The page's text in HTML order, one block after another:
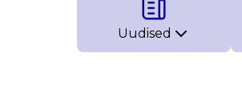
Uudised